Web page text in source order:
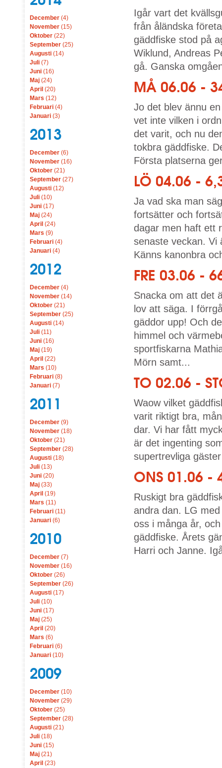
December (4)
November (15)
Oktober (22)
September (25)
Augusti (14)
Juli (7)
Juni (16)
Maj (24)
April (20)
Mars (12)
Februari (4)
Januari (3)
2013
December (6)
November (16)
Oktober (21)
September (27)
Augusti (12)
Juli (10)
Juni (17)
Maj (24)
April (24)
Mars (9)
Februari (4)
Januari (4)
2012
December (4)
November (14)
Oktober (21)
September (25)
Augusti (14)
Juli (11)
Juni (16)
Maj (19)
April (22)
Mars (10)
Februari (8)
Januari (7)
2011
December (9)
November (18)
Oktober (21)
September (28)
Augusti (18)
Juli (13)
Juni (20)
Maj (33)
April (19)
Mars (11)
Februari (11)
Januari (6)
2010
December (7)
November (16)
Oktober (26)
September (26)
Augusti (17)
Juli (10)
Juni (17)
Maj (25)
April (20)
Mars (6)
Februari (6)
Januari (10)
2009
December (10)
November (29)
Oktober (25)
September (28)
Augusti (21)
Juli (18)
Juni (15)
Maj (21)
April (23)
Igår vart det
från åländska
gäddfiske stod på
Wiklund, Andreas
gå. Ganska
MÅ 06.06 -
Jo det blev ännu
vet inte vilken i
det varit, och nu
tokbra gäddfiske.
Första platserna
LÖ 04.06 -
Ja vad ska man
fortsätter och
dagar men haft ett
senaste veckan. Vi
Känns kanonbra
FRE 03.06 -
Snacka om att det
lov att säga. I
gäddor upp! Och
himmel och
sportfiskarna
Mörn samt...
TO 02.06 -
Waow vilket
varit riktigt bra,
dar. Vi har fått
är det ingenting
supertrevliga
ONS 01.06 -
Ruskigt bra
andra dan. LG
oss i många år,
gäddfiske. Årets
Harri och Janne.